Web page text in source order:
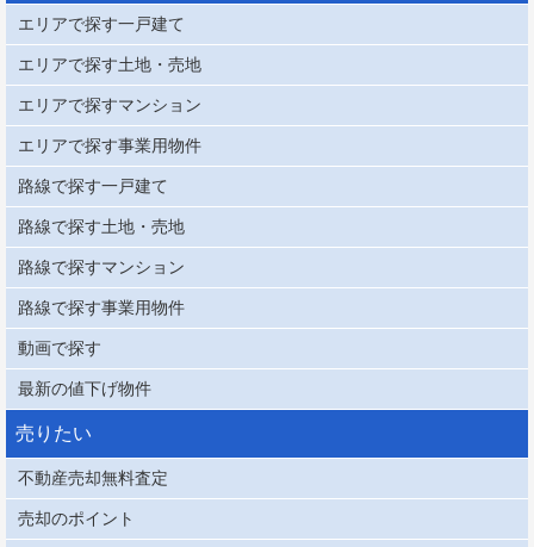
エリアで探す一戸建て
エリアで探す土地・売地
エリアで探すマンション
エリアで探す事業用物件
路線で探す一戸建て
路線で探す土地・売地
路線で探すマンション
路線で探す事業用物件
動画で探す
最新の値下げ物件
売りたい
不動産売却無料査定
売却のポイント